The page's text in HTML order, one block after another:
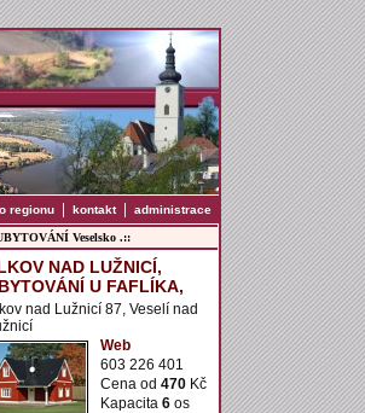
o regionu | kontakt| administrace
Veselsko .::
NAD LUŽNICÍ,
U FAFLÍKA,
nad Lužnicí 87, Veselí nad
Web
603 226 401
Cena od 470 Kč
Kapacita 6 os